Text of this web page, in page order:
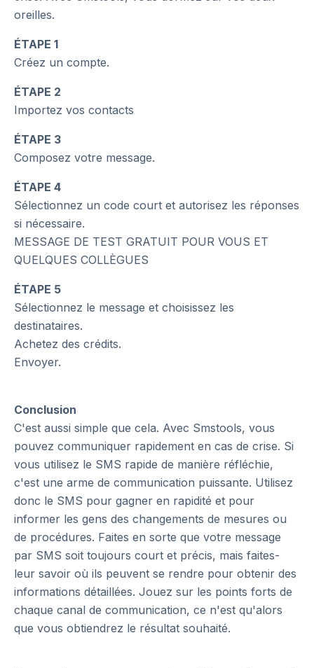
oreilles.
ÉTAPE 1
Créez un compte.
ÉTAPE 2
Importez vos contacts
ÉTAPE 3
Composez votre message.
ÉTAPE 4
Sélectionnez un code court et autorisez les réponses
si nécessaire.
MESSAGE DE TEST GRATUIT POUR VOUS ET
QUELQUES COLLÈGUES
ÉTAPE 5
Sélectionnez le message et choisissez les
destinataires.
Achetez des crédits.
Envoyer.
Conclusion
C'est aussi simple que cela. Avec Smstools, vous
pouvez communiquer rapidement en cas de crise. Si
vous utilisez le SMS rapide de manière réfléchie,
c'est une arme de communication puissante. Utilisez
donc le SMS pour gagner en rapidité et pour
informer les gens des changements de mesures ou
de procédures. Faites en sorte que votre message
par SMS soit toujours court et précis, mais faites-
leur savoir où ils peuvent se rendre pour obtenir des
informations détaillées. Jouez sur les points forts de
chaque canal de communication, ce n'est qu'alors
que vous obtiendrez le résultat souhaité.